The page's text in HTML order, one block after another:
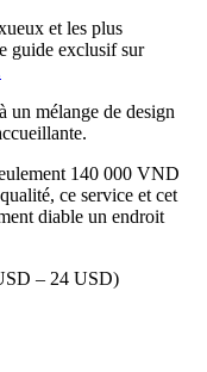
et les plus
guide exclusif sur
un mélange de design
140 000 VND
ce service et cet
diable un endroit
– 24 USD)